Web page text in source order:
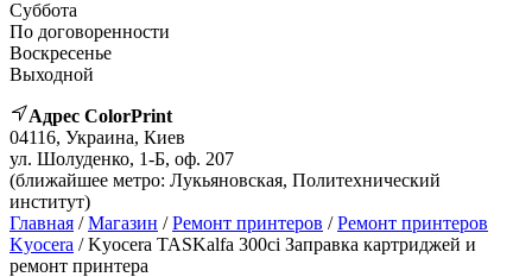
Суббота
По договоренности
Воскресенье
Выходной
Адрес ColorPrint
04116, Украина, Киев
ул. Шолуденко, 1-Б, оф. 207
(ближайшее метро: Лукьяновская, Политехнический
институт)
Главная /Магазин /Ремонт принтеров /Ремонт принтеров
Kyocera / Kyocera TASKalfa 300ci Заправка картриджей и
ремонт принтера